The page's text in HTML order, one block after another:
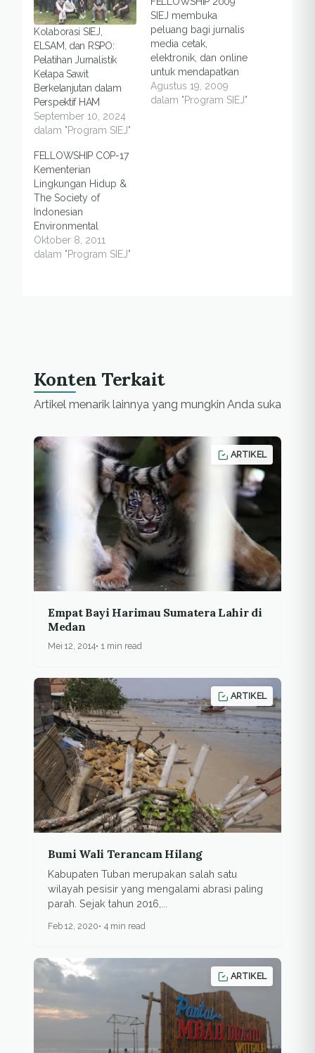
Kolaborasi SIEJ,
ELSAM, dan RSPO:
Pelatihan Jurnalistik
Kelapa Sawit
Berkelanjutan dalam
Perspektif HAM
September 10, 2024
dalam "Program SIEJ"
SIEJ membuka
peluang bagi jurnalis
media cetak,
elektronik, dan online
untuk mendapatkan
“Environmental
Journalism Fellowship
Agustus 19, 2009
dalam "Program SIEJ"
FELLOWSHIP COP-17
Kementerian
Lingkungan Hidup &
The Society of
Indonesian
Environmental
Journalists (SIEJ-KLH)
2011Untuk
dampaknya di
Indonesia, The Society
of Indonesian
Journalists (SIEJ) dan
Kementerian
Lingkungan Hidup
menyelenggarakan
fellowship untuk para
jurnalis.Fellowship
tahun 2011 ini,…
Oktober 8, 2011
dalam "Program SIEJ"
Konten Terkait
Artikel menarik lainnya yang mungkin Anda suka
ARTIKEL
Empat Bayi Harimau Sumatera Lahir di
Medan
Mei 12, 2014 1 min read
ARTIKEL
Bumi Wali Terancam Hilang
Kabupaten Tuban merupakan salah satu
wilayah pesisir yang mengalami abrasi paling
parah. Sejak tahun 2016,...
Feb 12, 2020 4 min read
ARTIKEL